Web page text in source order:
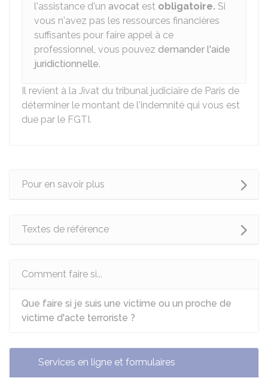
l'assistance d'un avocat est obligatoire. Si
vous n'avez pas les ressources financières
suffisantes pour faire appel à ce
professionnel, vous pouvez demander l'aide
juridictionnelle.
Il revient à la Jivat du tribunal judiciaire de Paris de
déterminer le montant de l'indemnité qui vous est
due par le FGTI.
Pour en savoir plus
Textes de référence
Comment faire si...
Que faire si je suis une victime ou un proche de
victime d'acte terroriste ?
Services en ligne et formulaires